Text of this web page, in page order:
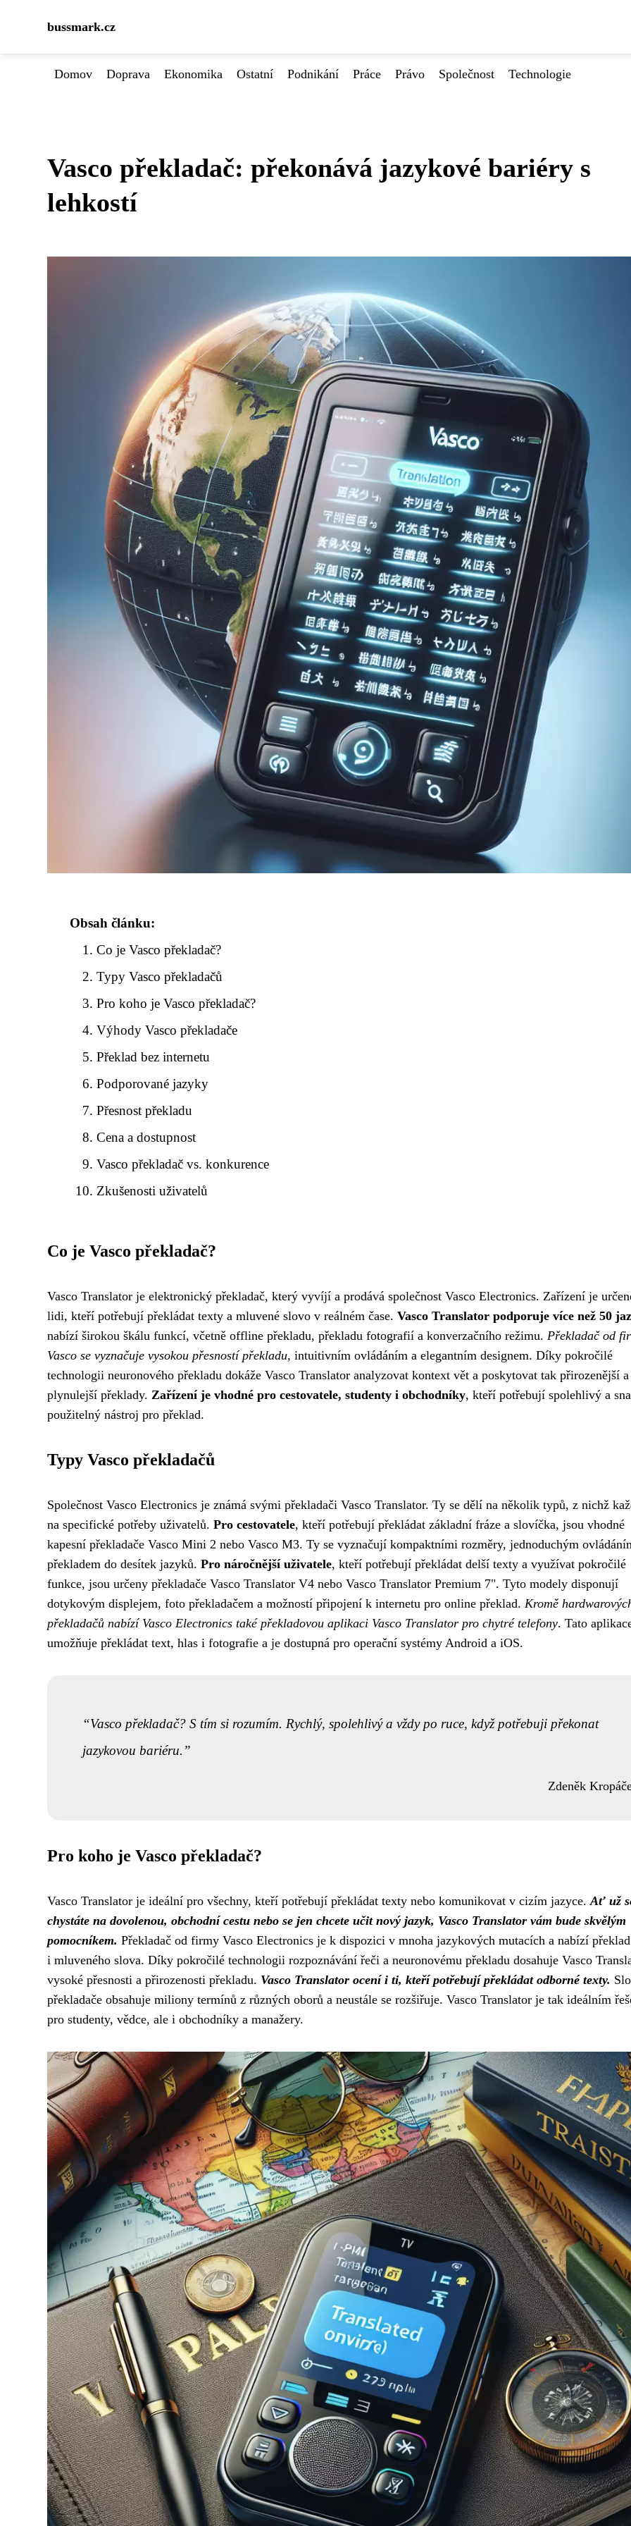
bussmark.cz
Domov Doprava Ekonomika Ostatní Podnikání Práce Právo Společnost Technologie
Vasco překladač: překonává jazykové bariéry s
lehkostí
Obsah článku:
Co je Vasco překladač?
Typy Vasco překladačů
Pro koho je Vasco překladač?
Výhody Vasco překladače
Překlad bez internetu
Podporované jazyky
Přesnost překladu
Cena a dostupnost
Vasco překladač vs. konkurence
Zkušenosti uživatelů
Co je Vasco překladač?
Vasco Translator je elektronický překladač, který vyvíjí a prodává společnost Vasco Electronics. Zařízení je
lidi, kteří potřebují překládat texty a mluvené slovo v reálném čase. Vasco Translator podporuje více než 50
nabízí širokou škálu funkcí, včetně offline překladu, překladu fotografií a konverzačního režimu. Překladač od
Vasco se vyznačuje vysokou přesností překladu, intuitivním ovládáním a elegantním designem. Díky pokročilé
technologii neuronového překladu dokáže Vasco Translator analyzovat kontext vět a poskytovat tak přirozenější a
plynulejší překlady. Zařízení je vhodné pro cestovatele, studenty i obchodníky, kteří potřebují spolehlivý a
použitelný nástroj pro překlad.
Typy Vasco překladačů
Společnost Vasco Electronics je známá svými překladači Vasco Translator. Ty se dělí na několik typů, z nichž
na specifické potřeby uživatelů. Pro cestovatele, kteří potřebují překládat základní fráze a slovíčka, jsou vhodné
kapesní překladače Vasco Mini 2 nebo Vasco M3. Ty se vyznačují kompaktními rozměry, jednoduchým
překladem do desítek jazyků. Pro náročnější uživatele, kteří potřebují překládat delší texty a využívat pokročilé
funkce, jsou určeny překladače Vasco Translator V4 nebo Vasco Translator Premium 7". Tyto modely disponují
dotykovým displejem, foto překladačem a možností připojení k internetu pro online překlad. Kromě
překladačů nabízí Vasco Electronics také překladovou aplikaci Vasco Translator pro chytré telefony. Tato
umožňuje překládat text, hlas i fotografie a je dostupná pro operační systémy Android a iOS.
Vasco překladač? S tím si rozumím. Rychlý, spolehlivý a vždy po ruce, když potřebuji překonat
jazykovou bariéru.
Zdeněk
Pro koho je Vasco překladač?
Vasco Translator je ideální pro všechny, kteří potřebují překládat texty nebo komunikovat v cizím jazyce.Ať už
chystáte na dovolenou, obchodní cestu nebo se jen chcete učit nový jazyk, Vasco Translator vám bude skvělým
pomocníkem. Překladač od firmy Vasco Electronics je k dispozici v mnoha jazykových mutacích a nabízí
i mluveného slova. Díky pokročilé technologii rozpoznávání řeči a neuronovému překladu dosahuje Vasco
vysoké přesnosti a přirozenosti překladu. Vasco Translator ocení i ti, kteří potřebují překládat odborné texty.
překladače obsahuje miliony termínů z různých oborů a neustále se rozšiřuje. Vasco Translator je tak ideálním
pro studenty, vědce, ale i obchodníky a manažery.